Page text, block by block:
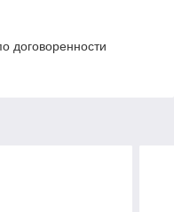
договоренности